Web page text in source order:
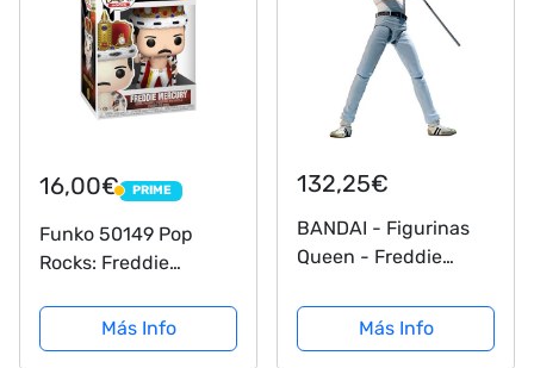
16,00€ PRIME
PRIME
Funko 50149 Pop
Rocks: Freddie
Collectible Toy,
Multicolour
Más Info
132,25€
BANDAI - Figurinas
Queen - Freddie
Figuarts 15 cm -
4573102587275
Más Info